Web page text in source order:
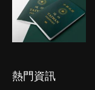
熱門資訊